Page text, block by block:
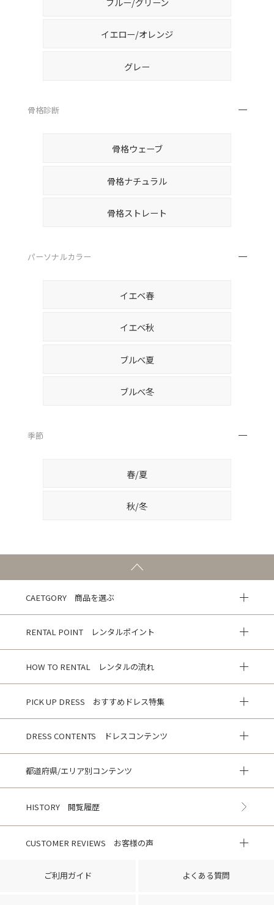
イエロー/オレンジ
グレー
骨格診断
骨格ウェーブ
骨格ナチュラル
骨格ストレート
パーソナルカラー
イエベ春
イエベ秋
ブルべ夏
ブルべ冬
季節
春/夏
秋/冬
CAETGORY 商品を選ぶ
RENTAL POINT レンタルポイント
HOW TO RENTAL レンタルの流れ
PICK UP DRESS おすすめドレス特集
DRESS CONTENTS ドレスコンテンツ
都道府県/エリア別コンテンツ
HISTORY 閲覧履歴
CUSTOMER REVIEWS お客様の声
ご利用ガイド よくある質問